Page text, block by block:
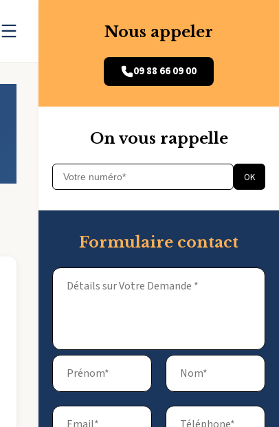
Nous appeler
09 88 66 09 00
On vous rappelle
OK
Formulaire contact